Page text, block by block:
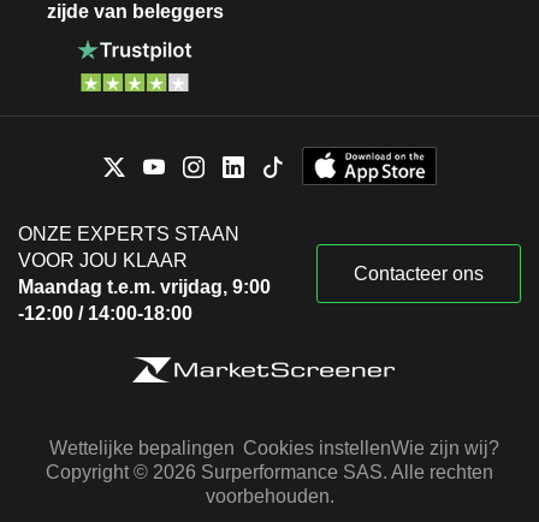
zijde van beleggers
ONZE EXPERTS STAAN
VOOR JOU KLAAR
Maandag t.e.m. vrijdag, 9:00
-12:00 / 14:00-18:00
Contacteer ons
Wettelijke bepalingen Cookies instellenWie zijn wij?
Copyright © 2026 Surperformance SAS. Alle rechten
voorbehouden.